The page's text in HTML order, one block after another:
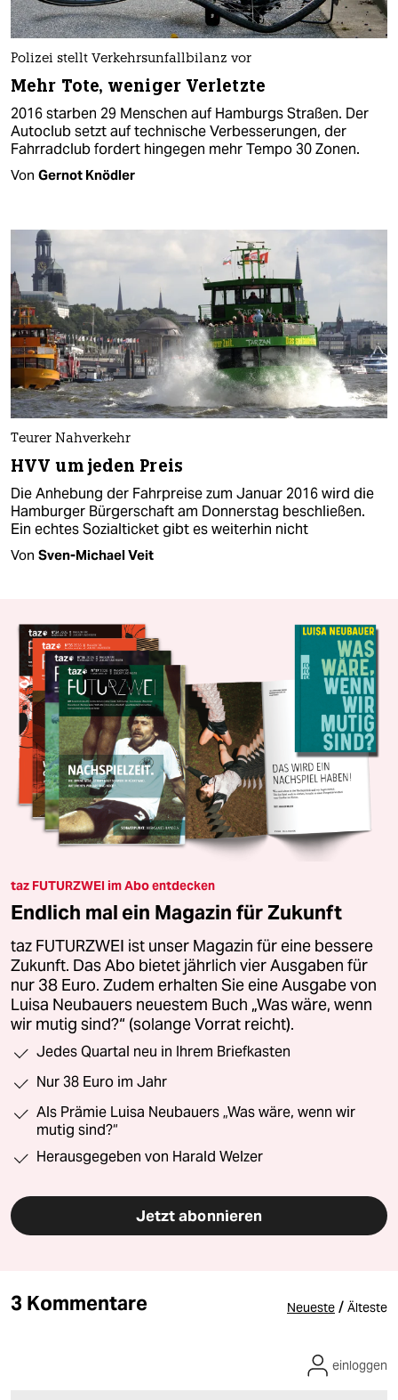
Polizei stellt Verkehrsunfallbilanz vor
Mehr Tote, weniger Verletzte
2016 starben 29 Menschen auf Hamburgs Straßen. Der
Autoclub setzt auf technische Verbesserungen, der
Fahrradclub fordert hingegen mehr Tempo 30 Zonen.
Von Gernot Knödler
Teurer Nahverkehr
HVV um jeden Preis
Die Anhebung der Fahrpreise zum Januar 2016 wird die
Hamburger Bürgerschaft am Donnerstag beschließen.
Ein echtes Sozialticket gibt es weiterhin nicht
Von Sven-Michael Veit
taz FUTURZWEI im Abo entdecken
Endlich mal ein Magazin für Zukunft
taz FUTURZWEI ist unser Magazin für eine bessere
Zukunft. Das Abo bietet jährlich vier Ausgaben für
nur 38 Euro. Zudem erhalten Sie eine Ausgabe von
Luisa Neubauers neuestem Buch „Was wäre, wenn
wir mutig sind?“ (solange Vorrat reicht).
Jedes Quartal neu in Ihrem Briefkasten
Nur 38 Euro im Jahr
Als Prämie Luisa Neubauers „Was wäre, wenn wir
mutig sind?“
Herausgegeben von Harald Welzer
Jetzt abonnieren
3 Kommentare Neueste / Älteste
einloggen